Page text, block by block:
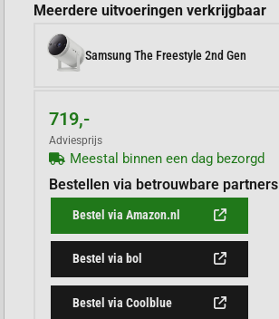
Meerdere uitvoeringen verkrijgbaar
Samsung The Freestyle 2nd Gen
719,-
Adviesprijs
Meestal binnen een dag bezorgd
Bestellen via betrouwbare partners
Bestel via Amazon.nl
Bestel via bol
Bestel via Coolblue